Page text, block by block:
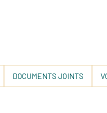
DOCUMENTS JOINTS